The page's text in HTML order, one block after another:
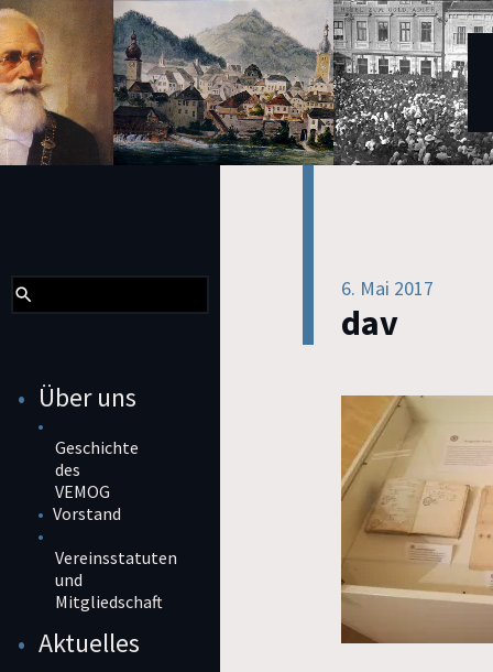
Über uns
Geschichte
des
VEMOG
Vorstand
Vereinsstatuten
und
Mitgliedschaft
Aktuelles
6. Mai 2017
dav